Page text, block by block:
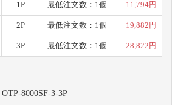
1P 最低注文数：1個 11,794円
2P 最低注文数：1個 19,882円
3P 最低注文数：1個 28,822円
8000SF-3-3P